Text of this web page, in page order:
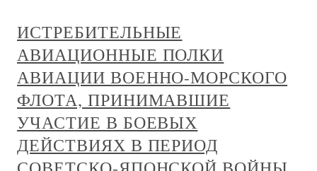
ИСТРЕБИТЕЛЬНЫЕ
АВИАЦИОННЫЕ ПОЛКИ
АВИАЦИИ ВОЕННО-МОРСКОГО
ФЛОТА, ПРИНИМАВШИЕ
УЧАСТИЕ В БОЕВЫХ
ДЕЙСТВИЯХ В ПЕРИОД